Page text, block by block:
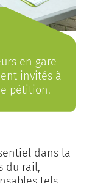
en gare
invités à
pétition.
dans la
du rail,